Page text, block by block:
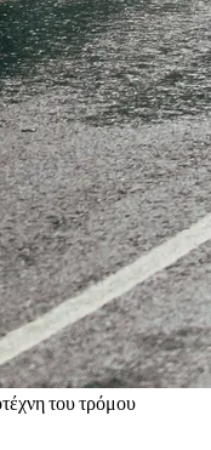
του τρόμου